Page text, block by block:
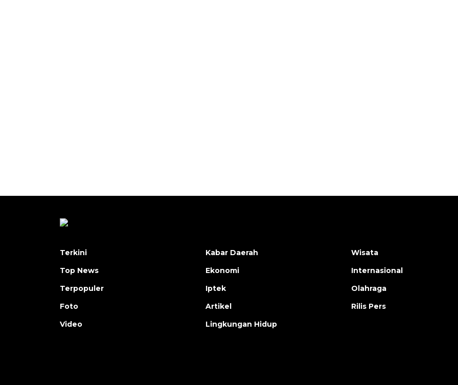
Terkini
Top News
Terpopuler
Foto
Video
Kabar Daerah
Ekonomi
Iptek
Artikel
Lingkungan Hidup
Wisata
Internasional
Olahraga
Rilis Pers